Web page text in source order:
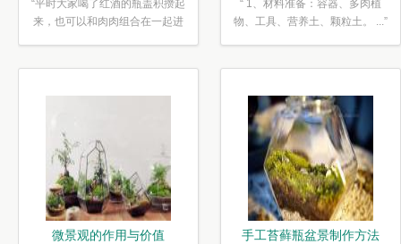
“平时大家喝了红酒的瓶盖积攒起
来，也可以和肉肉组合在一起进
“ 1、材料准备：容器、多肉植
物、工具、营养土、颗粒土。 ...”
微景观的作用与价值 手工苔藓瓶盆景制作方法